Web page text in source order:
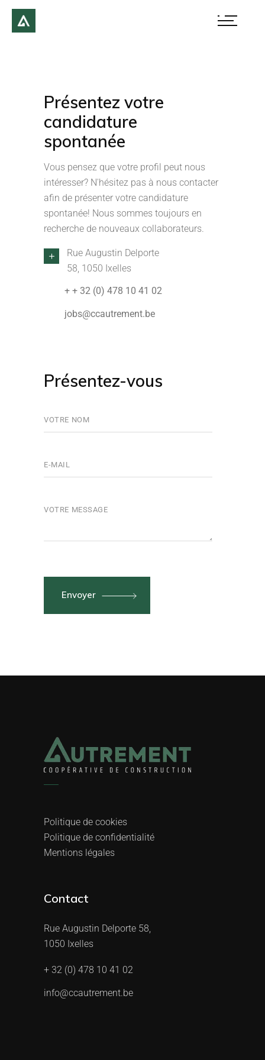
Présentez votre
candidature
spontanée
Vous pensez que votre profil peut nous
intéresser? N'hésitez pas à nous contacter
afin de présenter votre candidature
spontanée! Nous sommes toujours en
recherche de nouveaux collaborateurs.
Rue Augustin Delporte
58, 1050 Ixelles
+ + 32 (0) 478 10 41 02
jobs@ccautrement.be
Présentez-vous
Envoyer
Politique de cookies
Politique de confidentialité
Mentions légales
Contact
Rue Augustin Delporte 58,
1050 Ixelles
+ 32 (0) 478 10 41 02
info@ccautrement.be